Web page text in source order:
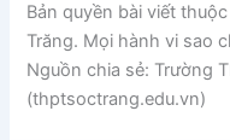
Bản quyền bài viết
Trăng. Mọi hành vi sao
Nguồn chia sẻ: Trường
(thptsoctrang.edu.vn)